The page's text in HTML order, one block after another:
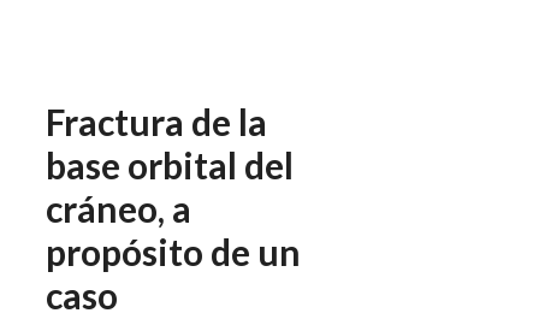
Fractura de la
base orbital del
cráneo, a
propósito de un
caso